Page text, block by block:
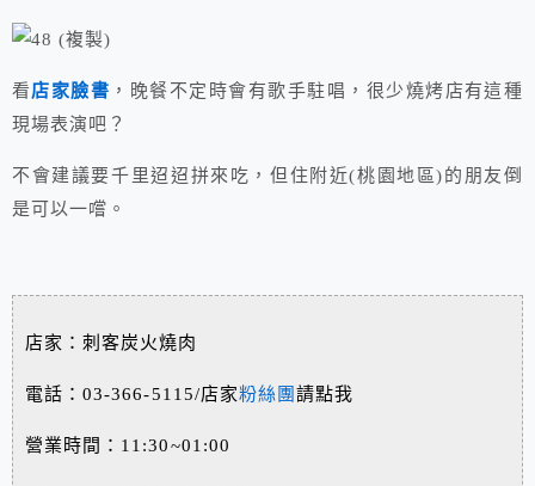
看店家臉書 ，晚餐不定時會有歌手駐唱，很少燒烤店有這種
現場表演吧？
不會建議要千里迢迢拼來吃，但住附近(桃園地區)的朋友倒
是可以一嚐。
店家：刺客炭火燒肉
電話：03-366-5115/店家粉絲團請點我
營業時間：11:30~01:00